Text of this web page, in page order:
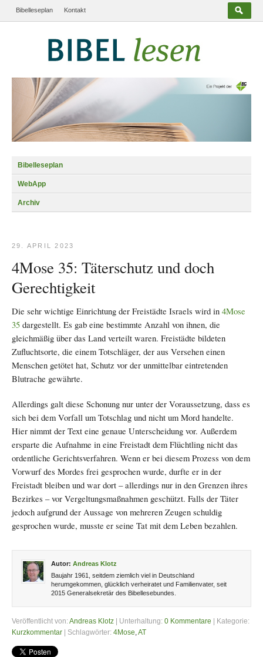
Bibelleseplan Kontakt
Bibelleseplan
WebApp
Archiv
29. APRIL 2023
4Mose 35: Täterschutz und doch
Gerechtigkeit
Die sehr wichtige Einrichtung der Freistädte Israels wird in 4Mose
35 dargestellt. Es gab eine bestimmte Anzahl von ihnen, die
gleichmäßig über das Land verteilt waren. Freistädte bildeten
Zufluchtsorte, die einem Totschläger, der aus Versehen einen
Menschen getötet hat, Schutz vor der unmittelbar eintretenden
Blutrache gewährte.
Allerdings galt diese Schonung nur unter der Voraussetzung, dass es
sich bei dem Vorfall um Totschlag und nicht um Mord handelte.
Hier nimmt der Text eine genaue Unterscheidung vor. Außerdem
ersparte die Aufnahme in eine Freistadt dem Flüchtling nicht das
ordentliche Gerichtsverfahren. Wenn er bei diesem Prozess von dem
Vorwurf des Mordes frei gesprochen wurde, durfte er in der
Freistadt bleiben und war dort – allerdings nur in den Grenzen ihres
Bezirkes – vor Vergeltungsmaßnahmen geschützt. Falls der Täter
jedoch aufgrund der Aussage von mehreren Zeugen schuldig
gesprochen wurde, musste er seine Tat mit dem Leben bezahlen.
Autor: Andreas Klotz
Baujahr 1961, seitdem ziemlich viel in Deutschland
herumgekommen, glücklich verheiratet und Familienvater, seit
2015 Generalsekretär des Bibellesebundes.
Veröffentlicht von:Andreas Klotz | Unterhaltung: 0 Kommentare | Kategorie:
Kurzkommentar | Schlagwörter: 4Mose AT